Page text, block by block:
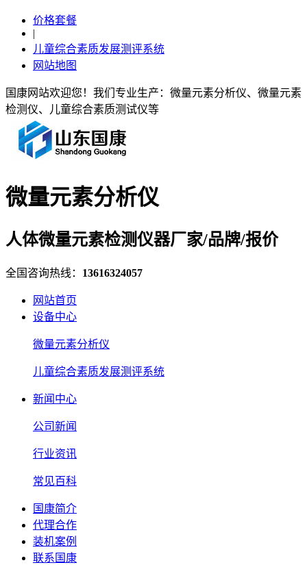
价格套餐
|
儿童综合素质发展测评系统
网站地图
国康网站欢迎您！我们专业生产：微量元素分析仪、微量元素
检测仪、儿童综合素质测试仪等
微量元素分析仪
人体微量元素检测仪器厂家/品牌/报价
全国咨询热线： 13616324057
网站首页
设备中心
微量元素分析仪
儿童综合素质发展测评系统
新闻中心
公司新闻
行业资讯
常见百科
国康简介
代理合作
装机案例
联系国康